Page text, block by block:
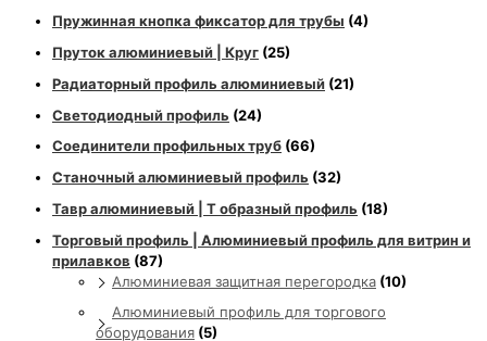
Пружинная кнопка фиксатор для трубы (4)
Пруток алюминиевый | Круг (25)
Радиаторный профиль алюминиевый (21)
Светодиодный профиль (24)
Соединители профильных труб (66)
Станочный алюминиевый профиль (32)
Тавр алюминиевый | Т образный профиль (18)
Торговый профиль | Алюминиевый профиль для витрин и
прилавков (87)
Алюминиевая защитная перегородка (10)
Алюминиевый профиль для торгового
оборудования (5)